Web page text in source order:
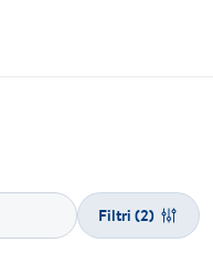
Filtri (2)